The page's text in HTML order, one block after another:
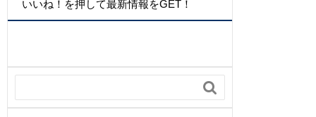
いいね！を押して最新情報をGET！
